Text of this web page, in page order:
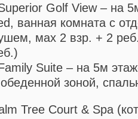
Golf View – на
ванная комната с
мах 2 взр. + 2
Suite – на 5м
зоной,
Tree Court & Spa